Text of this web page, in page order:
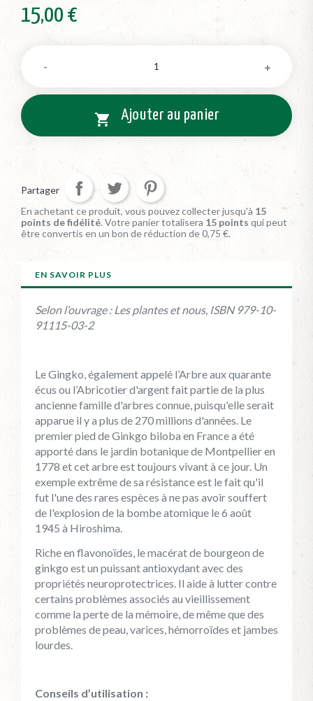
15,00 €
 Ajouter au panier
Partager
En achetant ce produit, vous pouvez collecter jusqu'à 15
points de fidélité. Votre panier totalisera 15 points qui peut
être convertis en un bon de réduction de0,75 €.
EN SAVOIR PLUS
Selon l’ouvrage : Les plantes et nous, ISBN 979-10-
91115-03-2
Le Gingko, également appelé l’Arbre aux quarante
écus ou l’Abricotier d'argent fait partie de la plus
ancienne famille d'arbres connue, puisqu'elle serait
apparue il y a plus de 270 millions d'années. Le
premier pied de Ginkgo biloba en France a été
apporté dans le jardin botanique de Montpellier en
1778 et cet arbre est toujours vivant à ce jour. Un
exemple extrême de sa résistance est le fait qu'il
fut l'une des rares espèces à ne pas avoir souffert
de l'explosion de la bombe atomique le 6 août
1945 à Hiroshima.
Riche en flavonoïdes, le macérat de bourgeon de
ginkgo est un puissant antioxydant avec des
propriétés neuroprotectrices. Il aide à lutter contre
certains problèmes associés au vieillissement
comme la perte de la mémoire, de même que des
problèmes de peau, varices, hémorroïdes et jambes
lourdes.
Conseils d’utilisation :